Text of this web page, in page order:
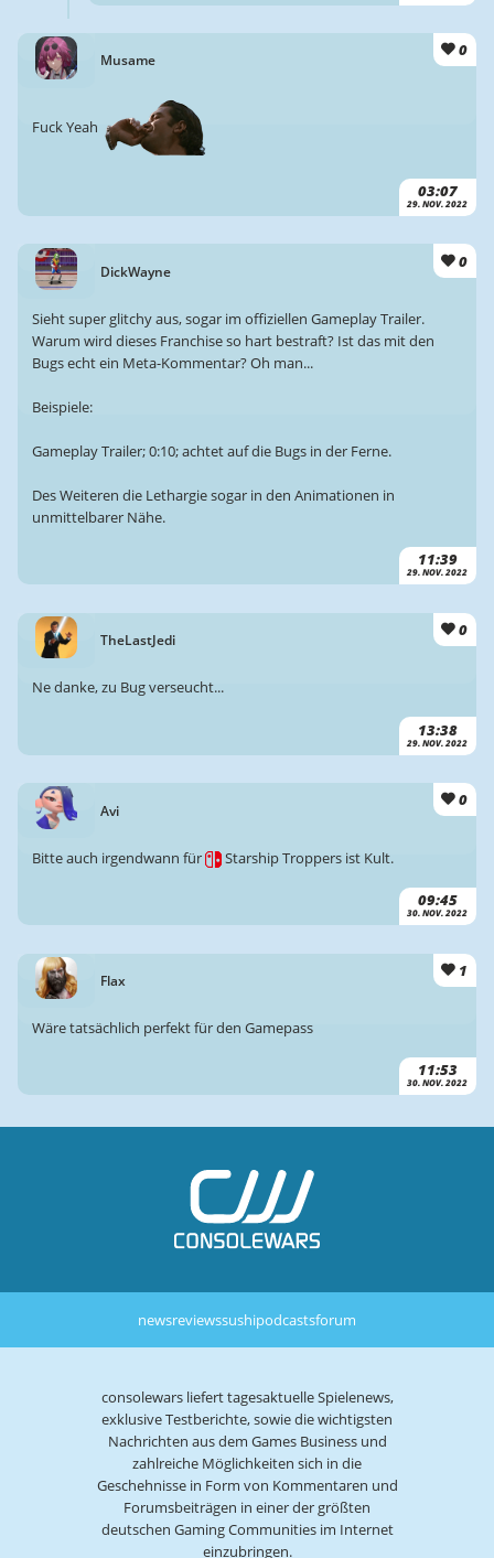
Musame
0
03:07
29. NOV. 2022
Fuck Yeah
DickWayne
0
11:39
29. NOV. 2022
Sieht super glitchy aus, sogar im offiziellen Gameplay Trailer.
Warum wird dieses Franchise so hart bestraft? Ist das mit den
Bugs echt ein Meta-Kommentar? Oh man...
Beispiele:
Gameplay Trailer; 0:10; achtet auf die Bugs in der Ferne.
Des Weiteren die Lethargie sogar in den Animationen in
unmittelbarer Nähe.
TheLastJedi
0
13:38
29. NOV. 2022
Ne danke, zu Bug verseucht...
Avi
0
09:45
30. NOV. 2022
Bitte auch irgendwann für Starship Troppers ist Kult.
Flax
1
11:53
30. NOV. 2022
Wäre tatsächlich perfekt für den Gamepass
newsreviewssushipodcastsforum
consolewars liefert tagesaktuelle Spielenews,
exklusive Testberichte, sowie die wichtigsten
Nachrichten aus dem Games Business und
zahlreiche Möglichkeiten sich in die
Geschehnisse in Form von Kommentaren und
Forumsbeiträgen in einer der größten
deutschen Gaming Communities im Internet
einzubringen.